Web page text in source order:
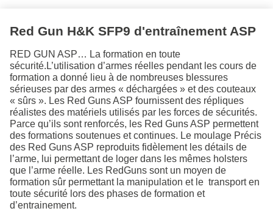
Red Gun H&K SFP9 d'entraînement ASP
RED GUN ASP… La formation en toute
sécurité.L’utilisation d’armes réelles pendant les cours de
formation a donné lieu à de nombreuses blessures
sérieuses par des armes « déchargées » et des couteaux
« sûrs ». Les Red Guns ASP fournissent des répliques
réalistes des matériels utilisés par les forces de sécurités.
Parce qu’ils sont renforcés, les Red Guns ASP permettent
des formations soutenues et continues. Le moulage Précis
des Red Guns ASP reproduits fidèlement les détails de
l’arme, lui permettant de loger dans les mêmes holsters
que l’arme réelle. Les RedGuns sont un moyen de
formation sûr permettant la manipulation et le transport en
toute sécurité lors des phases de formation et
d’entrainement.